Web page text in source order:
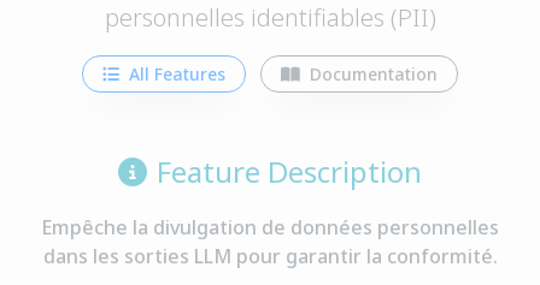
personnelles identifiables (PII)
All Features Documentation
Feature Description
Empêche la divulgation de données personnelles
dans les sorties LLM pour garantir la conformité.